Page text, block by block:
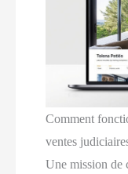
Comment
ventes
Une mission de